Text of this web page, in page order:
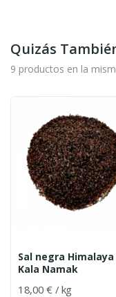
Quizás
9 productos en la
Sal negra Himalaya
Kala Namak
18,00 € / kg